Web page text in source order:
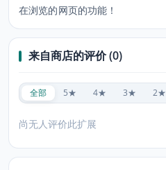
在浏览的网页的功能！
来自商店的评价 (0)
全部 5★ 4★ 3★ 2★
尚无人评价此扩展